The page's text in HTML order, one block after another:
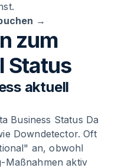
→
zum
Status
aktuell
Business Status Da
Downdetector. Oft
an, obwohl
Maßnahmen aktiv